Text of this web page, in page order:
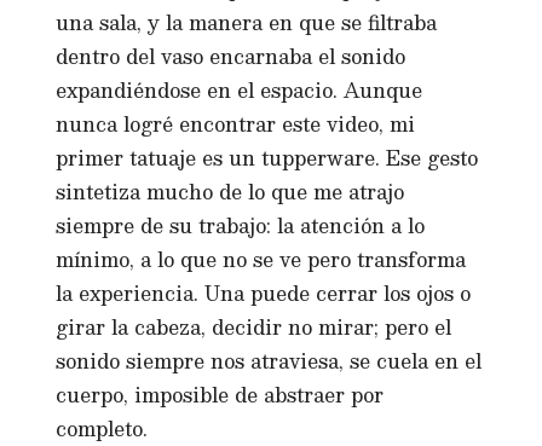
una sala, y la manera en que se filtraba
dentro del vaso encarnaba el sonido
expandiéndose en el espacio. Aunque
nunca logré encontrar este video, mi
primer tatuaje es un tupperware. Ese gesto
sintetiza mucho de lo que me atrajo
siempre de su trabajo: la atención a lo
mínimo, a lo que no se ve pero transforma
la experiencia. Una puede cerrar los ojos o
girar la cabeza, decidir no mirar; pero el
sonido siempre nos atraviesa, se cuela en el
cuerpo, imposible de abstraer por
completo.